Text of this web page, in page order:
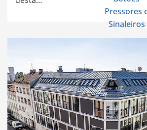
Pressores
Sinaleiros